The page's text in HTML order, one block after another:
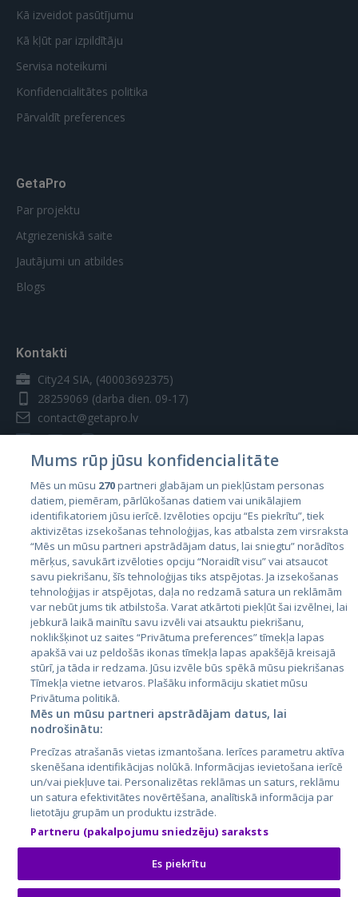
Kā izveidot pasūtījumu
Kā kļūt par izpildītāju
Servisa noteikumi
Konfidencialitātes politika
Pārvaldīt preferences
GetaPro
Par projektu
Atgriezeniskā saite
Jautājumi un atbildes
Blogs
Kontakti
City24 SIA, (40003692375)
28259069 (darba dien. 09-17)
contact@getapro.lv
Valstis
Igaunija
Latvija
Lietuva
City24.lv
City24.ee
GetaPro.lv
GetaPro.ee
Skelbiu.lt
Autoplius.lt
Aruodas.lt
Kainos.lt
Paslaugos.lt
auto24.ee
KV.ee
Osta.ee
KuldneBörs.ee
Mums rūp jūsu konfidencialitāte
Mēs un mūsu 270partneri glabājam un piekļūstam personas
datiem, piemēram, pārlūkošanas datiem vai unikālajiem
identifikatoriem jūsu ierīcē. Izvēloties opciju “Es piekrītu”, tiek
aktivizētas izsekošanas tehnoloģijas, kas atbalsta zem virsraksta
“Mēs un mūsu partneri apstrādājam datus, lai sniegtu” norādītos
mērķus, savukārt izvēloties opciju “Noraidīt visu” vai atsaucot
savu piekrišanu, šīs tehnoloģijas tiks atspējotas. Ja izsekošanas
tehnoloģijas ir atspējotas, daļa no redzamā satura un reklāmām
var nebūt jums tik atbilstoša. Varat atkārtoti piekļūt šai izvēlnei, lai
jebkurā laikā mainītu savu izvēli vai atsauktu piekrišanu,
noklikšķinot uz saites “Privātuma preferences” tīmekļa lapas
apakšā vai uz peldošās ikonas tīmekļa lapas apakšējā kreisajā
stūrī, ja tāda ir redzama. Jūsu izvēle būs spēkā mūsu piekrišanas
Tīmekļa vietne ietvaros. Plašāku informāciju skatiet mūsu
Privātuma politikā.
Mēs un mūsu partneri apstrādājam datus, lai
nodrošinātu:
Precīzas atrašanās vietas izmantošana. Ierīces parametru aktīva
skenēšana identifikācijas nolūkā. Informācijas ievietošana ierīcē
un/vai piekļuve tai. Personalizētas reklāmas un saturs, reklāmu
un satura efektivitātes novērtēšana, analītiskā informācija par
lietotāju grupām un produktu izstrāde.
Partneru (pakalpojumu sniedzēju) saraksts
Es piekrītu